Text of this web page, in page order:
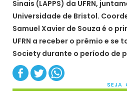
Sinais (LAPPS) da UFRN,
Universidade de Bristol.
Samuel Xavier de Souza é o
UFRN a receber o prêmio e se
Society durante o período de
SEJA